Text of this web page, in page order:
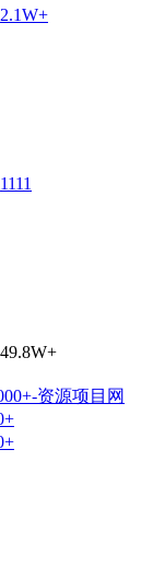
2.1W+
1111
49.8W+